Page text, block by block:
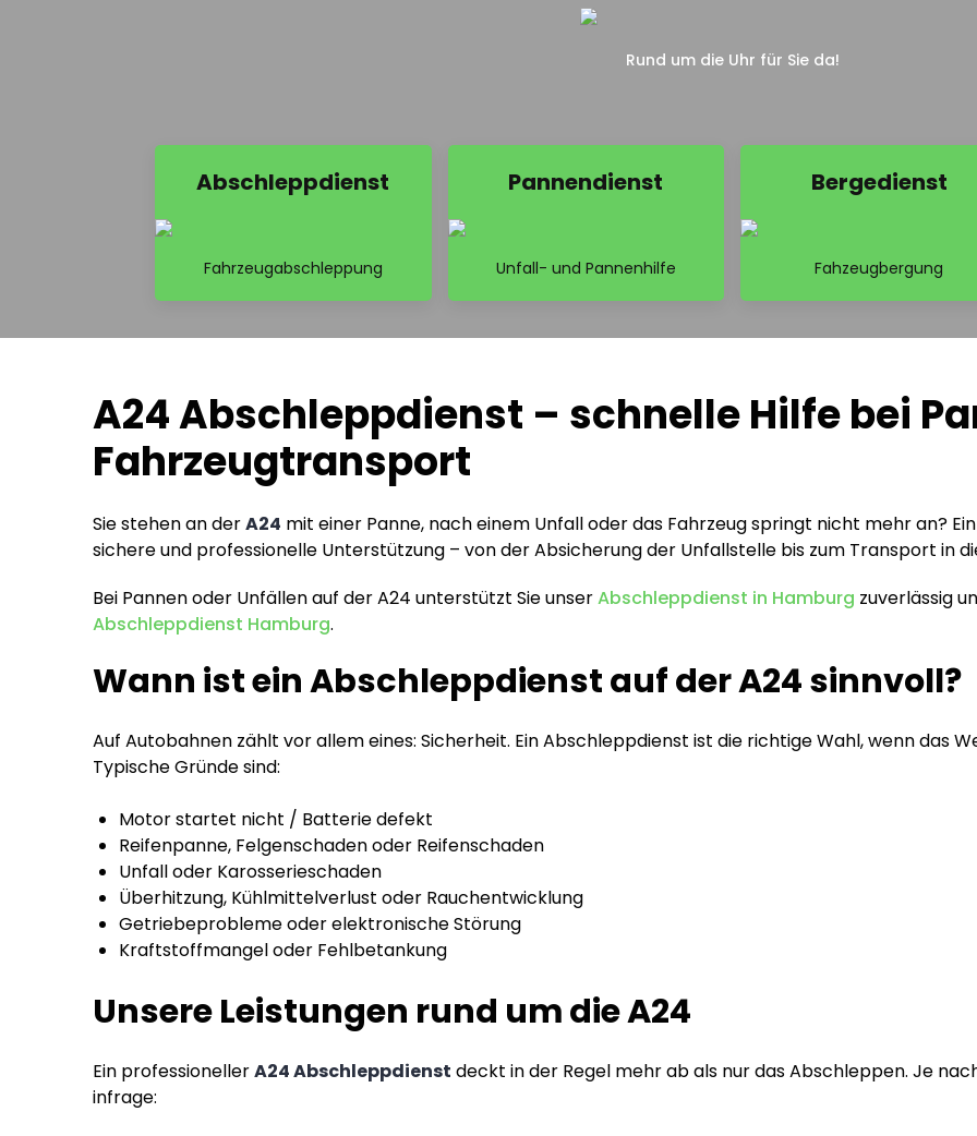
Rund um die Uhr für Sie da!
Abschleppdienst
Fahrzeugabschleppung
Pannendienst
Unfall- und Pannenhilfe
Bergedienst
Fahzeugbergung
A24 Abschleppdienst – schnelle Hilfe bei
Fahrzeugtransport
Sie stehen an derA24 mit einer Panne, nach einem Unfall oder das Fahrzeug springt nicht mehr an?
sichere und professionelle Unterstützung – von der Absicherung der Unfallstelle bis zum Transport in
Bei Pannen oder Unfällen auf der A24 unterstützt Sie unserAbschleppdienst in Hamburg zuverlässig
Abschleppdienst Hamburg.
Wann ist ein Abschleppdienst auf der A24 sinnvoll?
Auf Autobahnen zählt vor allem eines: Sicherheit. Ein Abschleppdienst ist die richtige Wahl, wenn das
Typische Gründe sind:
Motor startet nicht / Batterie defekt
Reifenpanne, Felgenschaden oder Reifenschaden
Unfall oder Karosserieschaden
Überhitzung, Kühlmittelverlust oder Rauchentwicklung
Getriebeprobleme oder elektronische Störung
Kraftstoffmangel oder Fehlbetankung
Unsere Leistungen rund um die A24
Ein professionellerA24 Abschleppdienst deckt in der Regel mehr ab als nur das Abschleppen. Je
infrage: